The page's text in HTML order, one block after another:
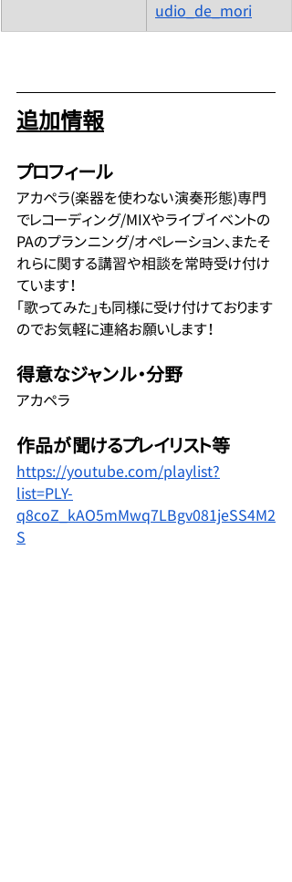
udio_de_mori
追加情報
プロフィール
アカペラ(楽器を使わない演奏形態)専門
でレコーディング/MIXやライブイベントの
PAのプランニング/オペレーション、またそ
れらに関する講習や相談を常時受け付け
ています！
「歌ってみた」も同様に受け付けております
のでお気軽に連絡お願いします！
得意なジャンル・分野
アカペラ
作品が聞けるプレイリスト等
https://youtube.com/playlist?
list=PLY-
q8coZ_kAO5mMwq7LBgv081jeSS4M2
S